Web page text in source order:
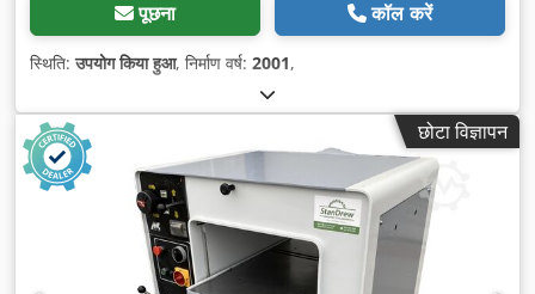
पूछना कॉल करें
स्थिति:उपयोग किया हुआ, निर्माण वर्ष: 2001,
छोटा विज्ञापन